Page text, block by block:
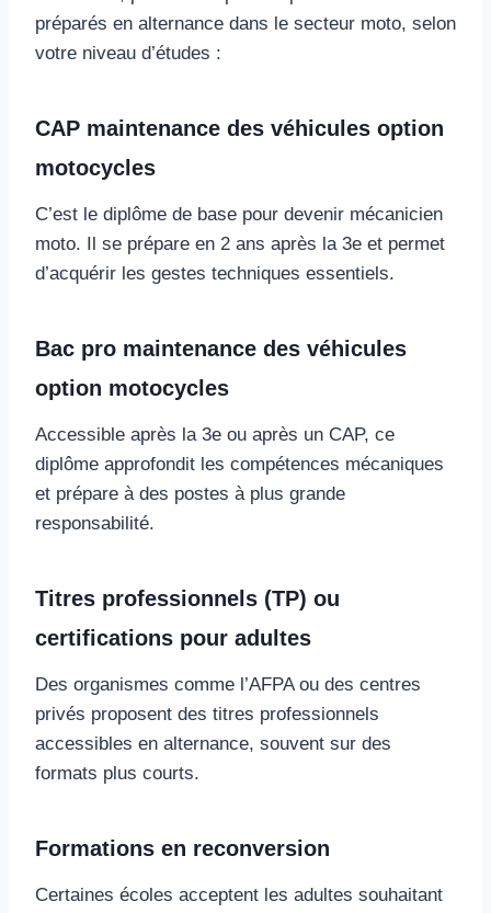
préparés en alternance dans le secteur moto, selon
votre niveau d’études :
CAP maintenance des véhicules option
motocycles
C’est le diplôme de base pour devenir mécanicien
moto. Il se prépare en 2 ans après la 3e et permet
d’acquérir les gestes techniques essentiels.
Bac pro maintenance des véhicules
option motocycles
Accessible après la 3e ou après un CAP, ce
diplôme approfondit les compétences mécaniques
et prépare à des postes à plus grande
responsabilité.
Titres professionnels (TP) ou
certifications pour adultes
Des organismes comme l’AFPA ou des centres
privés proposent des titres professionnels
accessibles en alternance, souvent sur des
formats plus courts.
Formations en reconversion
Certaines écoles acceptent les adultes souhaitant